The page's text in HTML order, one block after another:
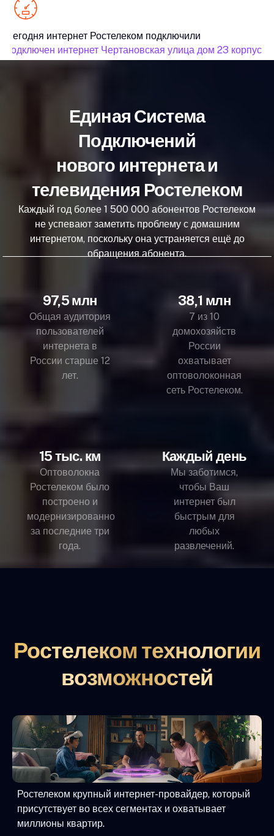
Сегодня интернет Ростелеком подключили
подключен интернет Чертановская улица дом 23 корпус 1
Единая Система
Подключений
нового интернета и
телевидения Ростелеком
Каждый год более 1 500 000 абонентов Ростелеком
не успевают заметить проблему с домашним
интернетом, поскольку она устраняется ещё до
обращения абонента.
97,5 млн
Общая аудитория
пользователей
интернета в
России старше 12
лет.
38,1 млн
7 из 10
домохозяйств
России
охватывает
оптоволоконная
сеть Ростелеком.
15 тыс. км
Оптоволокна
Ростелеком было
построено и
модернизированно
за последние три
года.
Каждый день
Мы заботимся,
чтобы Ваш
интернет был
быстрым для
любых
развлечений.
Ростелеком технологии
возможностей
Ростелеком крупный интернет-провайдер, который
присутствует во всех сегментах и охватывает
миллионы квартир.